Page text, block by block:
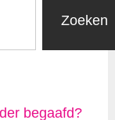
Zoeken
begaafd?